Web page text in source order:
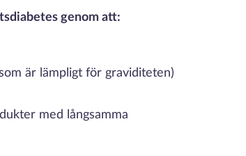
genom att:
är lämpligt för graviditeten)
med långsamma